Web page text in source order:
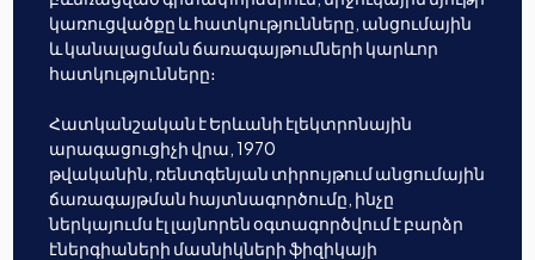
կառուցվածքը և հատկությունները, անցումային
և կանալացման ճառագայթումների կարևոր
հատկությունները։
Հատկանշական է Երևանի էլեկտրոնային
արագացուցիչի վրա, 1970
թվականին, ռենտգենյան տիրույթում անցումային
ճառագայթման հայտնագործումը, ինչը
ներկայումս էլ լայնորեն օգտագործվում է բարձր
էներգիաների մասնիկների ֆիզիկայի